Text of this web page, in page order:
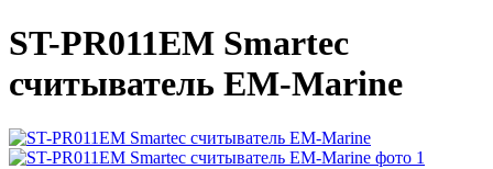
ST-PR011EM Smartec
считыватель EM-Marine